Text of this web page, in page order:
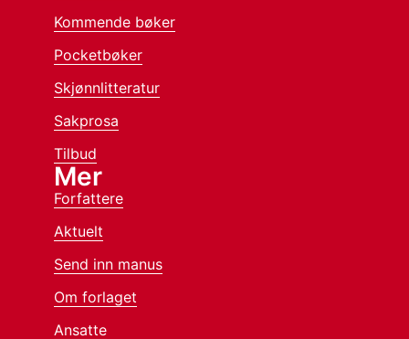
Kommende bøker
Pocketbøker
Skjønnlitteratur
Sakprosa
Tilbud
Mer
Forfattere
Aktuelt
Send inn manus
Om forlaget
Ansatte